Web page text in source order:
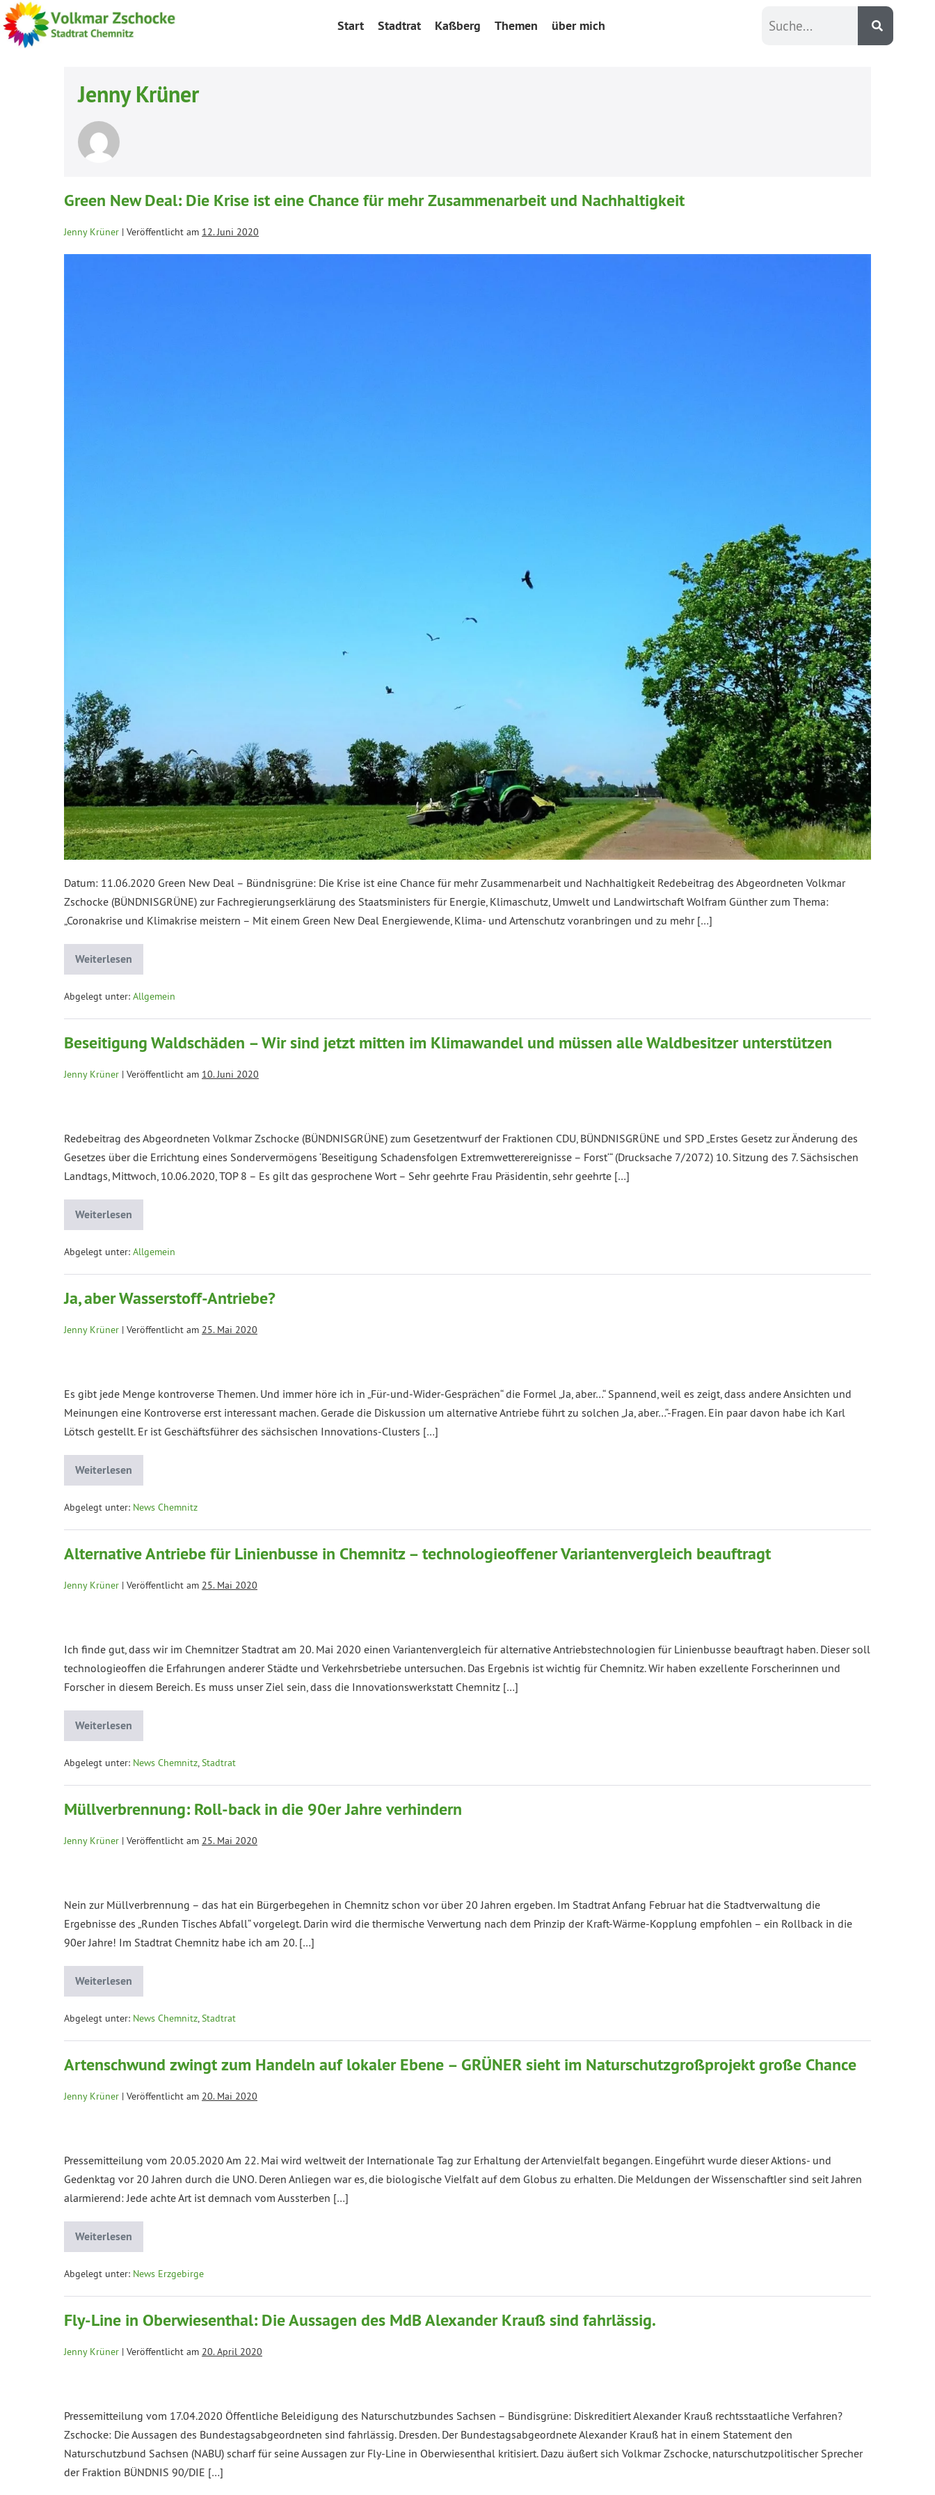
Start Stadtrat Kaßberg Themen über mich
Jenny Krüner
Green New Deal: Die Krise ist eine Chance für mehr Zusammenarbeit und Nachhaltigkeit
Jenny Krüner | Veröffentlicht am 12. Juni 2020
Datum: 11.06.2020 Green New Deal – Bündnisgrüne: Die Krise ist eine Chance für mehr Zusammenarbeit und Nachhaltigkeit Redebeitrag des Abgeordneten Volkmar
Zschocke (BÜNDNISGRÜNE) zur Fachregierungserklärung des Staatsministers für Energie, Klimaschutz, Umwelt und Landwirtschaft Wolfram Günther zum Thema:
„Coronakrise und Klimakrise meistern – Mit einem Green New Deal Energiewende, Klima- und Artenschutz voranbringen und zu mehr […]
Weiterlesen
Abgelegt unter: Allgemein
Beseitigung Waldschäden – Wir sind jetzt mitten im Klimawandel und müssen alle Waldbesitzer unterstützen
Jenny Krüner | Veröffentlicht am 10. Juni 2020
Redebeitrag des Abgeordneten Volkmar Zschocke (BÜNDNISGRÜNE) zum Gesetzentwurf der Fraktionen CDU, BÜNDNISGRÜNE und SPD „Erstes Gesetz zur Änderung des
Gesetzes über die Errichtung eines Sondervermögens ‘Beseitigung Schadensfolgen Extremwetterereignisse – Forst‘“ (Drucksache 7/2072) 10. Sitzung des 7. Sächsischen
Landtags, Mittwoch, 10.06.2020, TOP 8 – Es gilt das gesprochene Wort – Sehr geehrte Frau Präsidentin, sehr geehrte […]
Weiterlesen
Abgelegt unter: Allgemein
Ja, aber Wasserstoff-Antriebe?
Jenny Krüner | Veröffentlicht am 25. Mai 2020
Es gibt jede Menge kontroverse Themen. Und immer höre ich in „Für-und-Wider-Gesprächen“ die Formel „Ja, aber…“ Spannend, weil es zeigt, dass andere Ansichten und
Meinungen eine Kontroverse erst interessant machen. Gerade die Diskussion um alternative Antriebe führt zu solchen „Ja, aber…“-Fragen. Ein paar davon habe ich Karl
Lötsch gestellt. Er ist Geschäftsführer des sächsischen Innovations-Clusters […]
Weiterlesen
Abgelegt unter: News Chemnitz
Alternative Antriebe für Linienbusse in Chemnitz – technologieoffener Variantenvergleich beauftragt
Jenny Krüner | Veröffentlicht am 25. Mai 2020
Ich finde gut, dass wir im Chemnitzer Stadtrat am 20. Mai 2020 einen Variantenvergleich für alternative Antriebstechnologien für Linienbusse beauftragt haben. Dieser soll
technologieoffen die Erfahrungen anderer Städte und Verkehrsbetriebe untersuchen. Das Ergebnis ist wichtig für Chemnitz. Wir haben exzellente Forscherinnen und
Forscher in diesem Bereich. Es muss unser Ziel sein, dass die Innovationswerkstatt Chemnitz […]
Weiterlesen
Abgelegt unter: News Chemnitz,Stadtrat
Müllverbrennung: Roll-back in die 90er Jahre verhindern
Jenny Krüner | Veröffentlicht am 25. Mai 2020
Nein zur Müllverbrennung – das hat ein Bürgerbegehen in Chemnitz schon vor über 20 Jahren ergeben. Im Stadtrat Anfang Februar hat die Stadtverwaltung die
Ergebnisse des „Runden Tisches Abfall“ vorgelegt. Darin wird die thermische Verwertung nach dem Prinzip der Kraft-Wärme-Kopplung empfohlen – ein Rollback in die
90er Jahre! Im Stadtrat Chemnitz habe ich am 20. […]
Weiterlesen
Abgelegt unter: News Chemnitz,Stadtrat
Artenschwund zwingt zum Handeln auf lokaler Ebene – GRÜNER sieht im Naturschutzgroßprojekt große Chance
Jenny Krüner | Veröffentlicht am 20. Mai 2020
Pressemitteilung vom 20.05.2020 Am 22. Mai wird weltweit der Internationale Tag zur Erhaltung der Artenvielfalt begangen. Eingeführt wurde dieser Aktions- und
Gedenktag vor 20 Jahren durch die UNO. Deren Anliegen war es, die biologische Vielfalt auf dem Globus zu erhalten. Die Meldungen der Wissenschaftler sind seit Jahren
alarmierend: Jede achte Art ist demnach vom Aussterben […]
Weiterlesen
Abgelegt unter: News Erzgebirge
Fly-Line in Oberwiesenthal: Die Aussagen des MdB Alexander Krauß sind fahrlässig.
Jenny Krüner | Veröffentlicht am 20. April 2020
Pressemitteilung vom 17.04.2020 Öffentliche Beleidigung des Naturschutzbundes Sachsen – Bündisgrüne: Diskreditiert Alexander Krauß rechtsstaatliche Verfahren?
Zschocke: Die Aussagen des Bundestagsabgeordneten sind fahrlässig. Dresden. Der Bundestagsabgeordnete Alexander Krauß hat in einem Statement den
Naturschutzbund Sachsen (NABU) scharf für seine Aussagen zur Fly-Line in Oberwiesenthal kritisiert. Dazu äußert sich Volkmar Zschocke, naturschutzpolitischer Sprecher
der Fraktion BÜNDNIS 90/DIE […]